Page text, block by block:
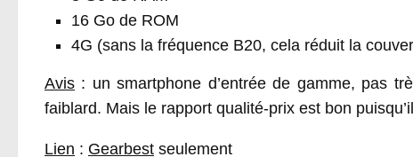
16 Go de ROM
4G (sans la fréquence B20, cela réduit la
Avis : un smartphone d’entrée de gamme, pas
faiblard. Mais le rapport qualité-prix est bon
Lien : Gearbest seulement